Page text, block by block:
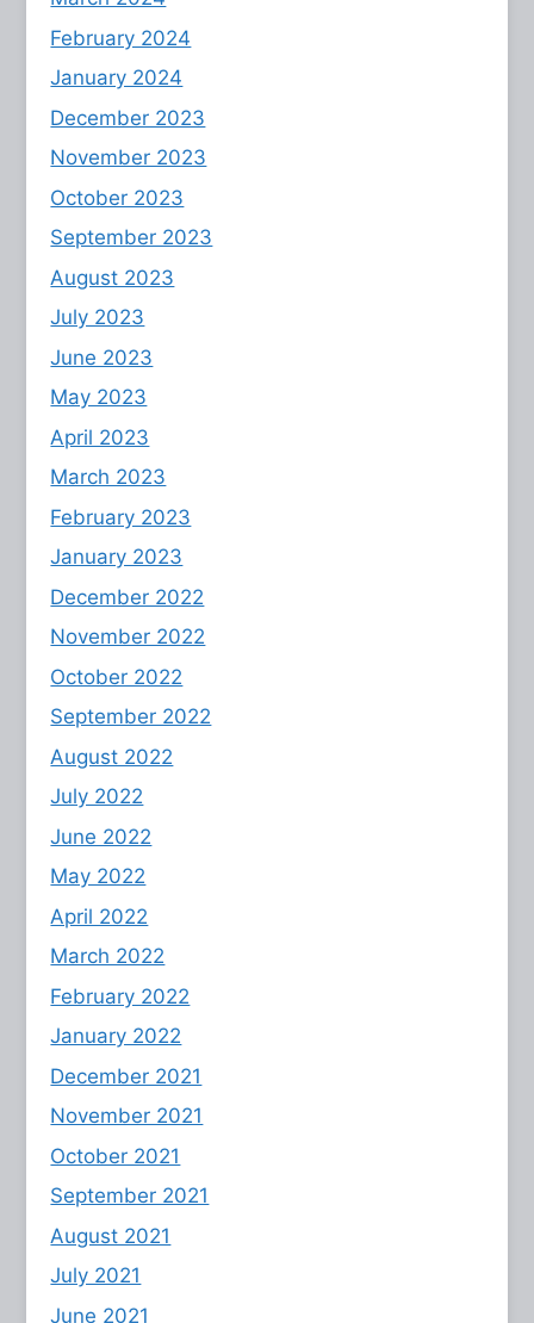
February 2024
January 2024
December 2023
November 2023
October 2023
September 2023
August 2023
July 2023
June 2023
May 2023
April 2023
March 2023
February 2023
January 2023
December 2022
November 2022
October 2022
September 2022
August 2022
July 2022
June 2022
May 2022
April 2022
March 2022
February 2022
January 2022
December 2021
November 2021
October 2021
September 2021
August 2021
July 2021
June 2021